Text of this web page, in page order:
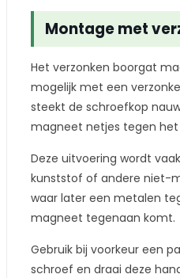
Montage met
Het verzonken boorgat
mogelijk met een
steekt de schroefkop
magneet netjes tegen het
Deze uitvoering wordt
kunststof of andere niet-
waar later een metalen
magneet tegenaan komt.
Gebruik bij voorkeur een
schroef en draai deze